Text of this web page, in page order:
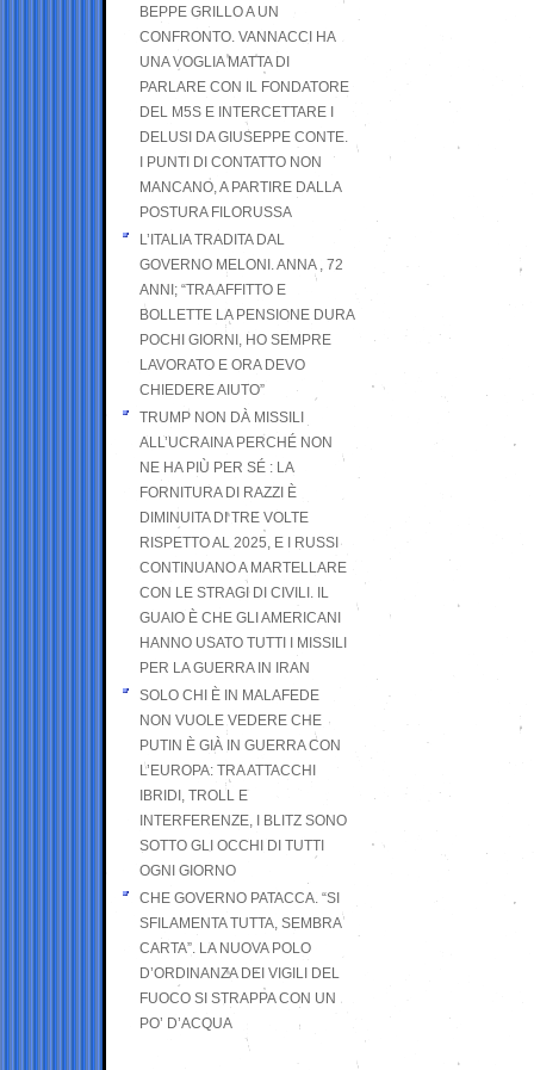
BEPPE GRILLO A UN
CONFRONTO. VANNACCI HA
UNA VOGLIA MATTA DI
PARLARE CON IL FONDATORE
DEL M5S E INTERCETTARE I
DELUSI DA GIUSEPPE CONTE.
I PUNTI DI CONTATTO NON
MANCANO, A PARTIRE DALLA
POSTURA FILORUSSA
L’ITALIA TRADITA DAL
GOVERNO MELONI. ANNA , 72
ANNI; “TRA AFFITTO E
BOLLETTE LA PENSIONE DURA
POCHI GIORNI, HO SEMPRE
LAVORATO E ORA DEVO
CHIEDERE AIUTO”
TRUMP NON DÀ MISSILI
ALL’UCRAINA PERCHÉ NON
NE HA PIÙ PER SÉ : LA
FORNITURA DI RAZZI È
DIMINUITA DI TRE VOLTE
RISPETTO AL 2025, E I RUSSI
CONTINUANO A MARTELLARE
CON LE STRAGI DI CIVILI. IL
GUAIO È CHE GLI AMERICANI
HANNO USATO TUTTI I MISSILI
PER LA GUERRA IN IRAN
SOLO CHI È IN MALAFEDE
NON VUOLE VEDERE CHE
PUTIN È GIÀ IN GUERRA CON
L’EUROPA: TRA ATTACCHI
IBRIDI, TROLL E
INTERFERENZE, I BLITZ SONO
SOTTO GLI OCCHI DI TUTTI
OGNI GIORNO
CHE GOVERNO PATACCA. “SI
SFILAMENTA TUTTA, SEMBRA
CARTA”. LA NUOVA POLO
D’ORDINANZA DEI VIGILI DEL
FUOCO SI STRAPPA CON UN
PO’ D’ACQUA